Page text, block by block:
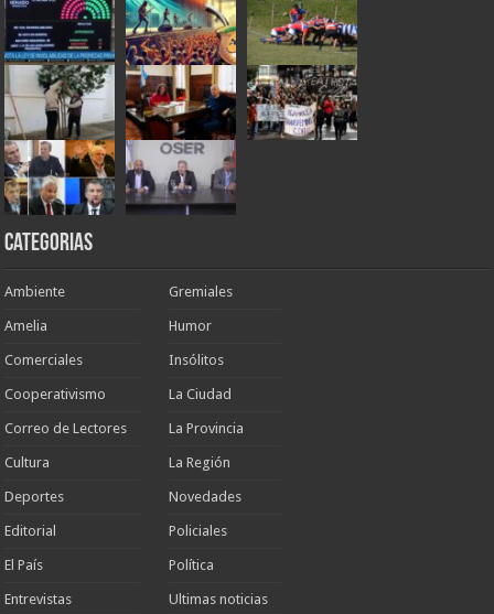
Categorias
Ambiente
Amelia
Comerciales
Cooperativismo
Correo de Lectores
Cultura
Deportes
Editorial
El País
Entrevistas
Gremiales
Humor
Insólitos
La Ciudad
La Provincia
La Región
Novedades
Policiales
Política
Ultimas noticias